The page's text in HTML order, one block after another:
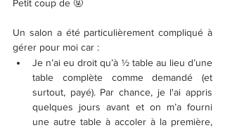
Petit coup de 🤬
Un salon a été particulièrement compliqué à
gérer pour moi car :
Je n’ai eu droit qu’à ½ table au lieu d’une
table complète comme demandé (et
surtout, payé). Par chance, je l'ai appris
quelques jours avant et on m’a fourni
une autre table à accoler à la première,